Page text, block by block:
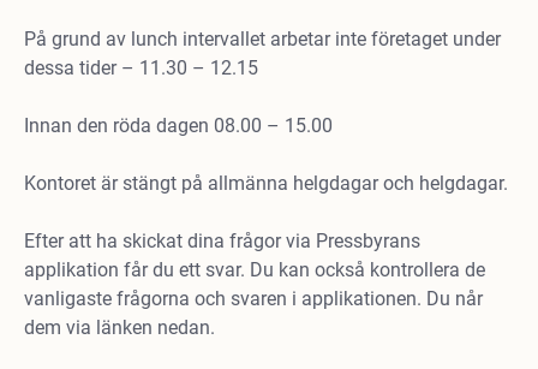
På grund av lunch intervallet arbetar inte företaget under
dessa tider – 11.30 – 12.15
Innan den röda dagen 08.00 – 15.00
Kontoret är stängt på allmänna helgdagar och helgdagar.
Efter att ha skickat dina frågor via Pressbyrans
applikation får du ett svar. Du kan också kontrollera de
vanligaste frågorna och svaren i applikationen. Du når
dem via länken nedan.